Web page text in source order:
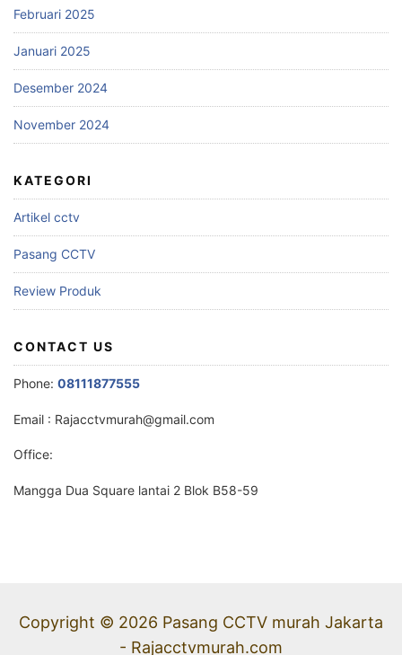
Februari 2025
Januari 2025
Desember 2024
November 2024
KATEGORI
Artikel cctv
Pasang CCTV
Review Produk
CONTACT US
Phone: 08111877555
Email : Rajacctvmurah@gmail.com
Office:
Mangga Dua Square lantai 2 Blok B58-59
Copyright © 2026 Pasang CCTV murah Jakarta
- Rajacctvmurah.com